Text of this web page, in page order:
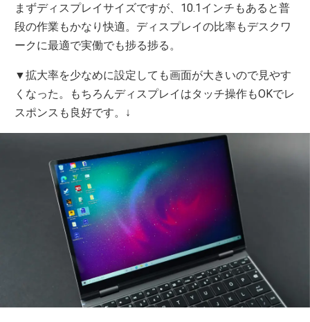
まずディスプレイサイズですが、10.1インチもあると普
段の作業もかなり快適。ディスプレイの比率もデスクワ
ークに最適で実働でも捗る捗る。
▼拡大率を少なめに設定しても画面が大きいので見やす
くなった。もちろんディスプレイはタッチ操作もOKでレ
スポンスも良好です。↓